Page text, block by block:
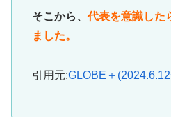
そこから、代表を意識した
ました。
引用元:GLOBE＋